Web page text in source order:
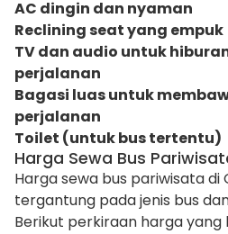
AC dingin dan nyaman
Reclining seat yang empuk
TV dan audio untuk
perjalanan
Bagasi luas untuk
perjalanan
Toilet (untuk bus tertentu)
Harga Sewa Bus
Harga sewa bus pariwisata
tergantung pada jenis bus
Berikut perkiraan harga yang